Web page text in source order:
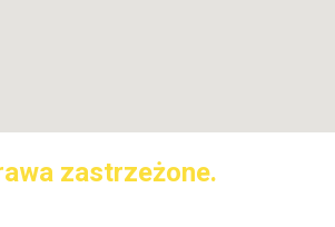
zastrzeżone.